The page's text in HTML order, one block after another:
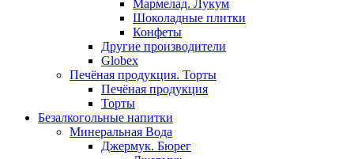
Мармелад. Лукум
Шоколадные плитки
Конфеты
Другие производители
Globex
Печёная продукция. Торты
Печёная продукция
Торты
Безалкогольные напитки
Минеральная Вода
Джермук. Бюрег